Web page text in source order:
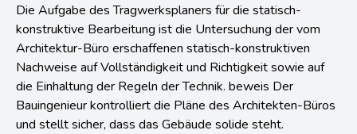
Die Aufgabe des Tragwerksplaners für die statisch-
konstruktive Bearbeitung ist die Untersuchung der vom
Architektur-Büro erschaffenen statisch-konstruktiven
Nachweise auf Vollständigkeit und Richtigkeit sowie auf
die Einhaltung der Regeln der Technik. beweis Der
Bauingenieur kontrolliert die Pläne des Architekten-Büros
und stellt sicher, dass das Gebäude solide steht.